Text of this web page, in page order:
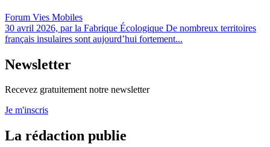
Forum Vies Mobiles
30 avril 2026, par la Fabrique Écologique De nombreux territoires
français insulaires sont aujourd’hui fortement...
Newsletter
Recevez gratuitement notre newsletter
Je m'inscris
La rédaction publie